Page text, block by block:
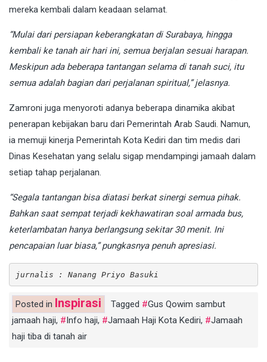
mereka kembali dalam keadaan selamat.
“Mulai dari persiapan keberangkatan di Surabaya, hingga
kembali ke tanah air hari ini, semua berjalan sesuai harapan.
Meskipun ada beberapa tantangan selama di tanah suci, itu
semua adalah bagian dari perjalanan spiritual,” jelasnya.
Zamroni juga menyoroti adanya beberapa dinamika akibat
penerapan kebijakan baru dari Pemerintah Arab Saudi. Namun,
ia memuji kinerja Pemerintah Kota Kediri dan tim medis dari
Dinas Kesehatan yang selalu sigap mendampingi jamaah dalam
setiap tahap perjalanan.
“Segala tantangan bisa diatasi berkat sinergi semua pihak.
Bahkan saat sempat terjadi kekhawatiran soal armada bus,
keterlambatan hanya berlangsung sekitar 30 menit. Ini
pencapaian luar biasa,” pungkasnya penuh apresiasi.
jurnalis : Nanang Priyo Basuki
Posted in Inspirasi Tagged
Gus Qowim sambut
jamaah haji, Info haji, Jamaah Haji Kota Kediri,
Jamaah
haji tiba di tanah air